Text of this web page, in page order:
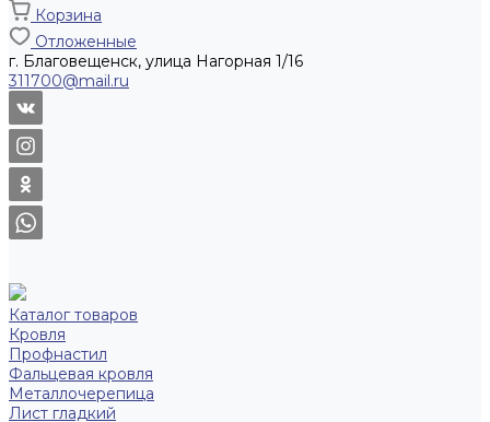
Корзина
Отложенные
г. Благовещенск, улица Нагорная 1/16
311700@mail.ru
Каталог товаров
Кровля
Профнастил
Фальцевая кровля
Металлочерепица
Лист гладкий